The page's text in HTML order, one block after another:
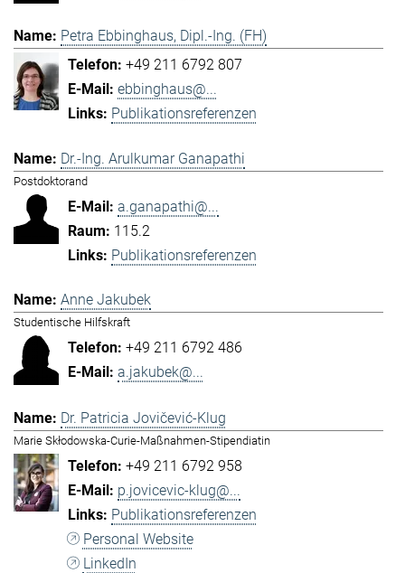
Petra Ebbinghaus, Dipl.-Ing. (FH)
+49 211 6792 807
ebbinghaus@...
Publikationsreferenzen
Dr.-Ing. Arulkumar Ganapathi
Postdoktorand
a.ganapathi@...
115.2
Publikationsreferenzen
Anne Jakubek
Studentische Hilfskraft
+49 211 6792 486
a.jakubek@...
Dr. Patricia Jovičević-Klug
Marie Skłodowska-Curie-Maßnahmen-Stipendiatin
+49 211 6792 958
p.jovicevic-klug@...
Publikationsreferenzen
Personal Website
LinkedIn